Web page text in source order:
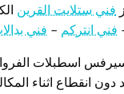
فني ستلايت القرين
فني انتركم – فني
اسطبلات
دون انقطاع اثناء